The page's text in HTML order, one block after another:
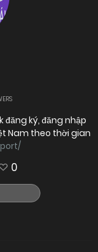
đăng ký, đăng nhập
Nam theo thời gian
0